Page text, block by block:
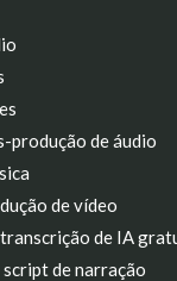
produção de áudio
de vídeo
de IA
de narração